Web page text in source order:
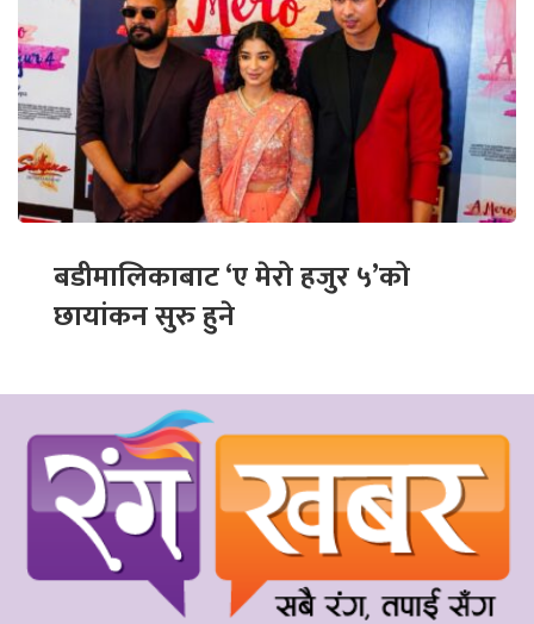
बडीमालिकाबाट ‘ए मेरो हजुर ५’को
छायांकन सुरु हुने